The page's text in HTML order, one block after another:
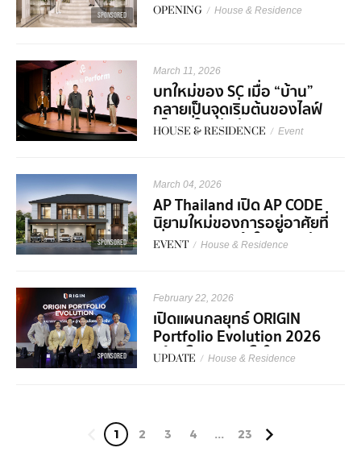
SPONSORED Forefront of Luxury สร้าง
OPENING / House & Residence
March 11, 2026
บทใหม่ของ SC เมื่อ “บ้าน”
กลายเป็นจุดเริ่มต้นของไลฟ์
สไตล์ที่ใหญ่กว่าเดิม
HOUSE & RESIDENCE / Event
SPONSORED
March 04, 2026
AP Thailand เปิด AP CODE
นิยามใหม่ของการอยู่อาศัยที่
เริ่มจากความเข้าใจชีวิตอย่าง
EVENT / House & Residence
SPONSORED
February 22, 2026
เปิดแผนกลยุทธ์ ORIGIN
Portfolio Evolution 2026
สร้างโอกาสเติบโตในทุกวัฏจักร
UPDATE / House & Residence
1 2 3 4 ... 23